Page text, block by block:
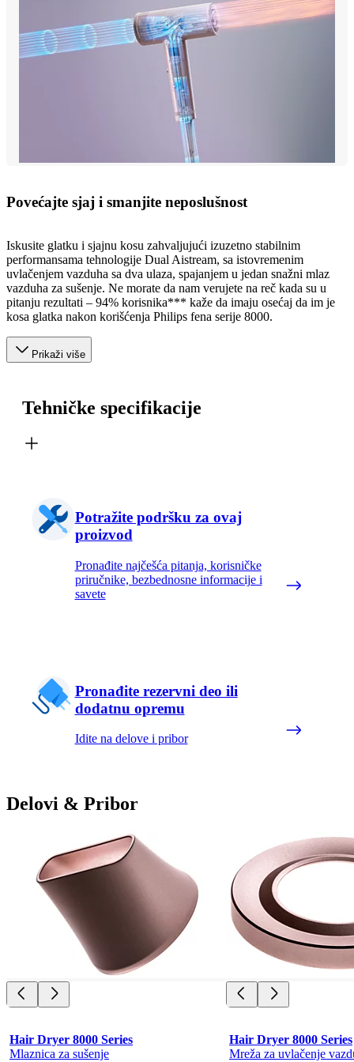
Povećajte sjaj i smanjite neposlušnost
Iskusite glatku i sjajnu kosu zahvaljujući izuzetno stabilnim
performansama tehnologije Dual Aistream, sa istovremenim
uvlačenjem vazduha sa dva ulaza, spajanjem u jedan snažni mlaz
vazduha za sušenje. Ne morate da nam verujete na reč kada su u
pitanju rezultati – 94% korisnika*** kaže da imaju osećaj da im je
kosa glatka nakon korišćenja Philips fena serije 8000.
Prikaži više
Tehničke specifikacije
Potražite podršku za ovaj
proizvod
Pronađite najčešća pitanja, korisničke
priručnike, bezbednosne informacije i
savete
Pronađite rezervni deo ili
dodatnu opremu
Idite na delove i pribor
Delovi & Pribor
Hair Dryer 8000 Series
Mlaznica za sušenje
Hair Dryer 8000 Series
Mreža za uvlačenje